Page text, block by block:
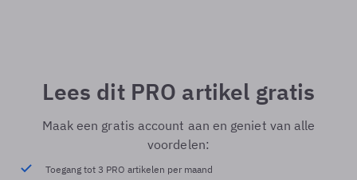
Lees dit PRO artikel gratis
Maak een gratis account aan en geniet van alle
voordelen:
Toegang tot 3 PRO artikelen per maand